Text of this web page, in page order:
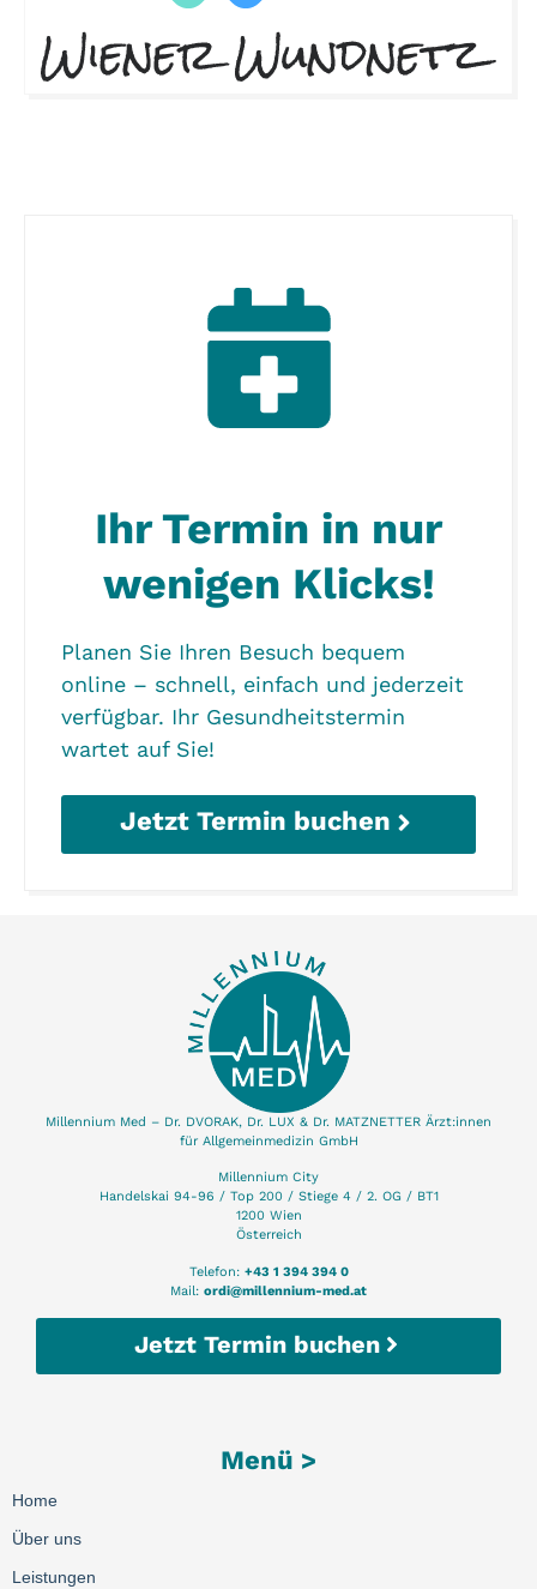
Ihr Termin in nur
wenigen Klicks!
Planen Sie Ihren Besuch bequem
online – schnell, einfach und jederzeit
verfügbar. Ihr Gesundheitstermin
wartet auf Sie!
Jetzt Termin buchen
Millennium Med – Dr. DVORAK, Dr. LUX & Dr. MATZNETTER Ärzt:innen
für Allgemeinmedizin GmbH
Millennium City
Handelskai 94-96 / Top 200 / Stiege 4 / 2. OG / BT1
1200 Wien
Österreich
Telefon: +43 1 394 394 0
Mail: ordi@millennium-med.at
Jetzt Termin buchen
Menü >
Home
Über uns
Leistungen